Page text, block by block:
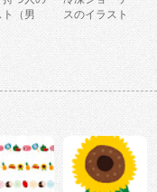
ト（男
スのイラスト